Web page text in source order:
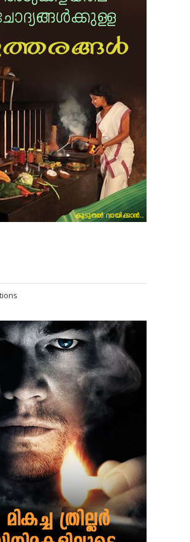
Socialize with us